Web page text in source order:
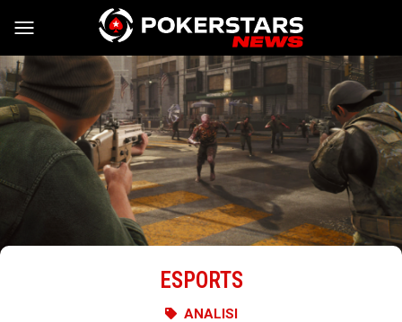
Vai al contenuto
ESPORTS
ANALISI